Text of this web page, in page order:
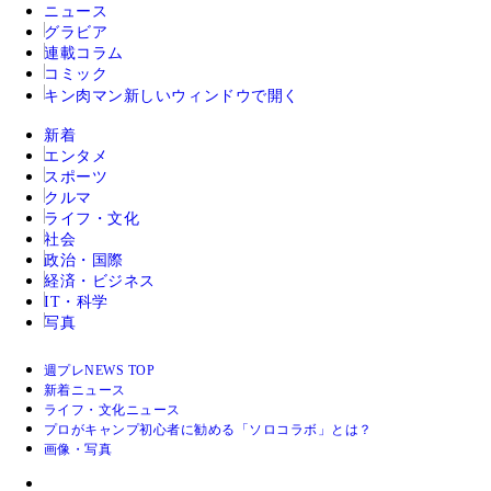
ニュース
グラビア
連載コラム
コミック
キン肉マン 新しいウィンドウで開く
新着
エンタメ
スポーツ
クルマ
ライフ・文化
社会
政治・国際
経済・ビジネス
IT・科学
写真
週プレNEWS TOP
新着ニュース
ライフ・文化ニュース
プロがキャンプ初心者に勧める「ソロコラボ」とは？
画像・写真